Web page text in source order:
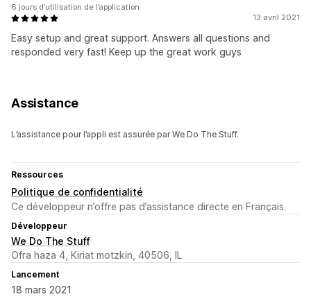
13 avril 2021
Easy setup and great support. Answers all questions and
responded very fast! Keep up the great work guys
6 jours d’utilisation de l’application
Assistance
L’assistance pour l’appli est assurée par We Do The Stuff.
Ressources
Politique de confidentialité
Ce développeur n’offre pas d’assistance directe en Français.
Développeur
We Do The Stuff
Ofra haza 4, Kiriat motzkin, 40506, IL
Lancement
18 mars 2021